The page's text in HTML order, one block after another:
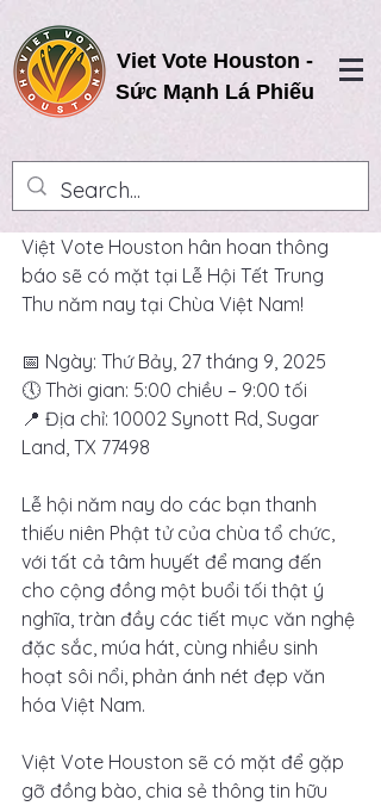
Viet Vote Houston -
Sức Mạnh Lá Phiếu
Việt Vote Houston hân hoan thông
báo sẽ có mặt tại Lễ Hội Tết Trung
Thu năm nay tại Chùa Việt Nam!
📅 Ngày: Thứ Bảy, 27 tháng 9, 2025
🕔 Thời gian: 5:00 chiều – 9:00 tối
📍 Địa chỉ: 10002 Synott Rd, Sugar
Land, TX 77498
Lễ hội năm nay do các bạn thanh
thiếu niên Phật tử của chùa tổ chức,
với tất cả tâm huyết để mang đến
cho cộng đồng một buổi tối thật ý
nghĩa, tràn đầy các tiết mục văn nghệ
đặc sắc, múa hát, cùng nhiều sinh
hoạt sôi nổi, phản ánh nét đẹp văn
hóa Việt Nam.
Việt Vote Houston sẽ có mặt để gặp
gỡ đồng bào, chia sẻ thông tin hữu